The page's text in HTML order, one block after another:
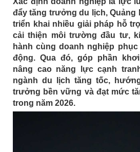
đẩy tăng trưởng du lịch, Quảng
triển khai nhiều giải pháp hỗ
cải thiện môi trường đầu tư,
hành cùng doanh nghiệp
động. Qua đó, góp phần
nâng cao năng lực cạnh
ngành du lịch tăng tốc,
trưởng bền vững và đạt mức
trong năm 2026.